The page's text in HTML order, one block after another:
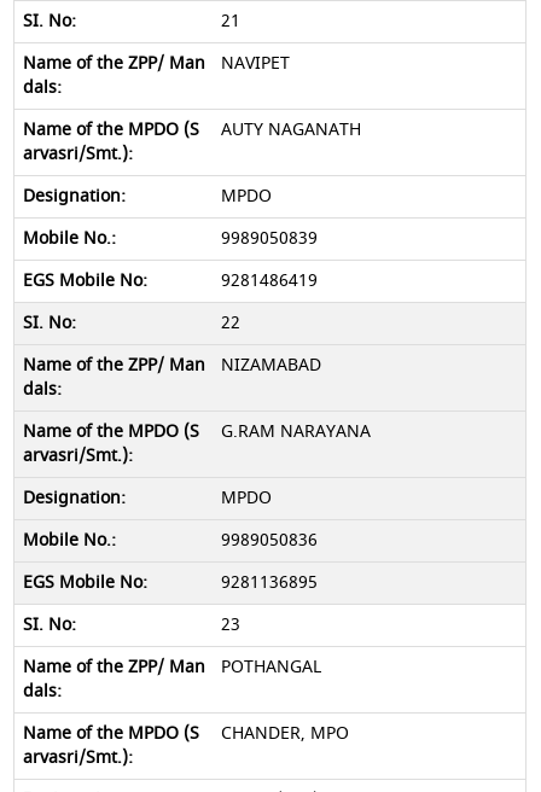
21
NAVIPET
AUTY NAGANATH
MPDO
9989050839
9281486419
22
NIZAMABAD
G.RAM NARAYANA
MPDO
9989050836
9281136895
23
POTHANGAL
CHANDER, MPO